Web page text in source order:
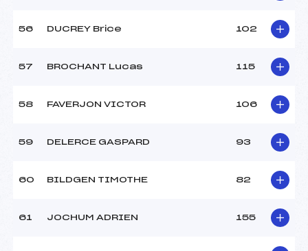
56 DUCREY Brice 102
57 BROCHANT Lucas 115
58 FAVERJON VICTOR 106
59 DELERCE GASPARD 93
60 BILDGEN TIMOTHE 82
61 JOCHUM ADRIEN 155